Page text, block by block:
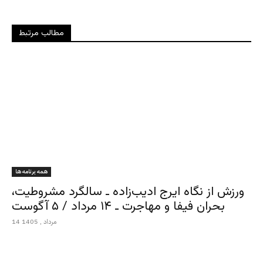
مطالب مرتبط
همه برنامه ها
ورزش از نگاه ایرج ادیب‌زاده ـ سالگرد مشروطیت،
بحران فیفا و مهاجرت ـ ۱۴ مرداد / ۵ آگوست
14 مرداد , 1405